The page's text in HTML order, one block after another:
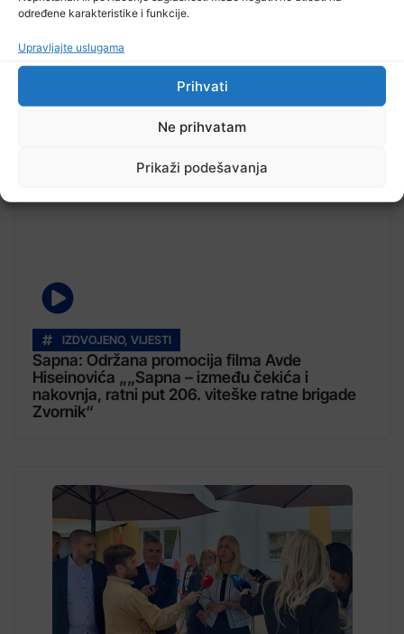
određene karakteristike i funkcije.
Upravljajte uslugama
Prihvati
Ne prihvatam
Prikaži podešavanja
Pročitajte...
IZDVOJENO, VIJESTI
Sapna: Održana promocija filma Avde
Hiseinovića „„Sapna – između čekića i
nakovnja, ratni put 206. viteške ratne brigade
Zvornik“